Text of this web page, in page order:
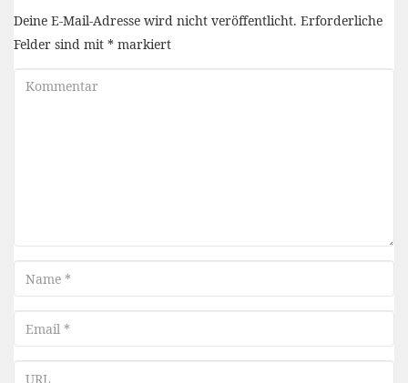
Deine E-Mail-Adresse wird nicht veröffentlicht. Erforderliche
Felder sind mit * markiert
Kommentar
Name
Email